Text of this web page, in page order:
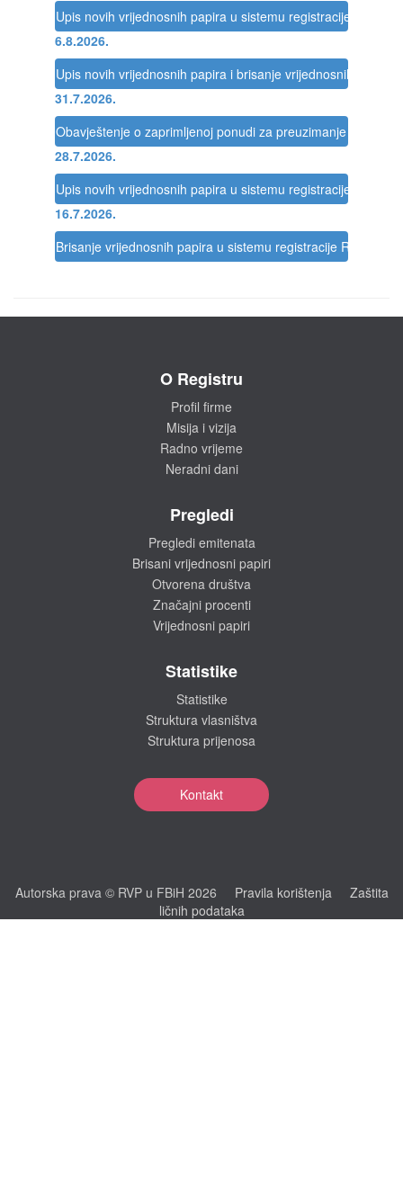
Upis novih vrijednosnih papira u sistemu registracije Registra
6.8.2026.
Upis novih vrijednosnih papira i brisanje vrijednosnih papira
31.7.2026.
Obavještenje o zaprimljenoj ponudi za preuzimanje društva
28.7.2026.
Upis novih vrijednosnih papira u sistemu registracije Registra
16.7.2026.
Brisanje vrijednosnih papira u sistemu registracije Registra
O Registru
Profil firme
Misija i vizija
Radno vrijeme
Neradni dani
Pregledi
Pregledi emitenata
Brisani vrijednosni papiri
Otvorena društva
Značajni procenti
Vrijednosni papiri
Statistike
Statistike
Struktura vlasništva
Struktura prijenosa
Kontakt
Autorska prava © RVP u FBiH 2026 Pravila korištenja
Zaštita
ličnih podataka